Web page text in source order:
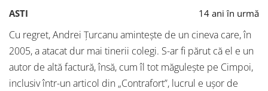
ASTI 14 ani în urmă
Cu regret, Andrei Ţurcanu aminteşte de un cineva care, în
2005, a atacat dur mai tinerii colegi. S-ar fi părut că el e un
autor de altă factură, însă, cum îl tot măguleşte pe Cimpoi,
inclusiv într-un articol din „Contrafort”, lucrul e uşor de